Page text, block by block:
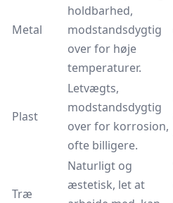
Metal
holdbarhed,
modstandsdygtig
over for høje
temperaturer.
Plast
Letvægts,
modstandsdygtig
over for korrosion,
ofte billigere.
Træ
Naturligt og
æstetisk, let at